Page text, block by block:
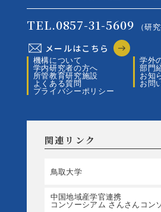
TEL.0857-31-5609 （研
メールはこちら
機構について
学外
学内研究者の方へ
部門
所管教育研究施設
お知
よくある質問
お問
プライバシーポリシー
関連リンク
鳥取大学
中国地域産学官連携
コンソーシアム さんさんコン